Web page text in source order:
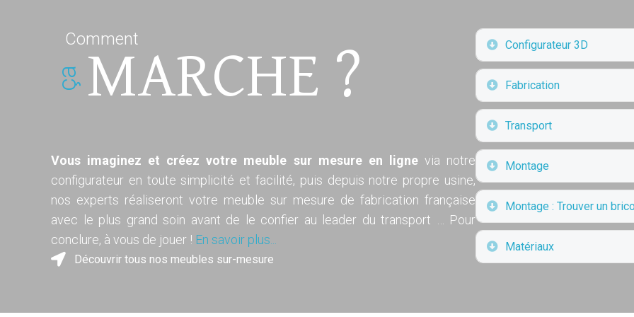
Comment
ça MARCHE ?
Vous imaginez et créez votre meuble sur mesure en lignevia notre
configurateur en toute simplicité et facilité, puis depuis notre propre usine,
nos experts réaliseront votre meuble sur mesure de fabrication française
avec le plus grand soin avant de le confier au leader du transport … Pour
conclure, à vous de jouer ! En savoir plus...
Découvrir tous nos meubles sur-mesure
Déplier
Configurateur 3D
Déplier
Fabrication
Déplier
Transport
Déplier
Montage
Déplier
Montage : Trouver un
Déplier
Matériaux